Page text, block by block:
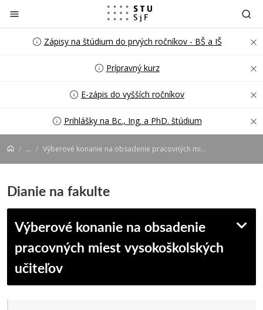
Prejsť na obsah
Zápisy na štúdium do prvých ročníkov - BŠ a IŠ
Prípravný kurz
E-zápis do vyšších ročníkov
Prihlášky na Bc., Ing. a PhD. štúdium
... Výberové konanie na obsadenie pracovných miest vysokoškolských učiteľov
Dianie na fakulte
Výberové konanie na obsadenie
pracovných miest vysokoškolských
učiteľov